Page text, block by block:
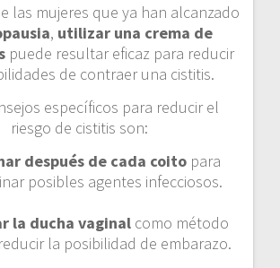
las mujeres que ya han alcanzado
, utilizar una crema de
puede resultar eficaz para reducir
de contraer una cistitis.
específicos para reducir el
riesgo de cistitis son:
después de cada coitopara
posibles agentes infecciosos.
la ducha vaginal como método
la posibilidad de embarazo.